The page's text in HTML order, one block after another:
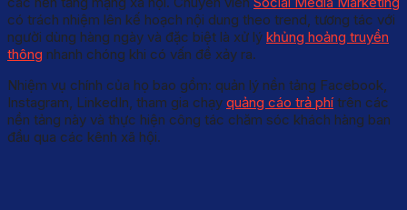
có trách nhiệm lên kế hoạch nội dung theo trend, tương tác với
người dùng hàng ngày và đặc biệt là xử lý khủng hoảng truyền
thông nhanh chóng khi có vấn đề xảy ra.
Nhiệm vụ chính của họ bao gồm: quản lý nền tảng Facebook,
Instagram, LinkedIn, tham gia chạy quảng cáo trả phí trên các
nền tảng này và thực hiện công tác chăm sóc khách hàng ban
đầu qua các kênh xã hội.